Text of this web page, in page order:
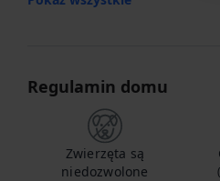
Regulamin domu
Zwierzęta są
niedozwolone